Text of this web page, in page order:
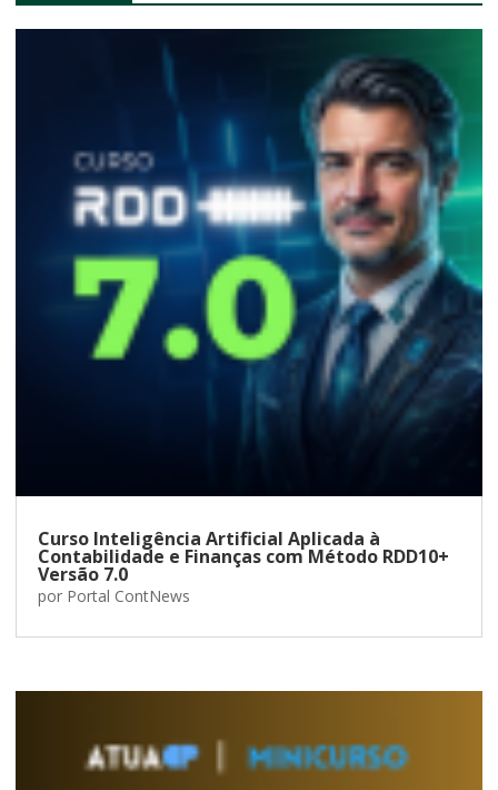
Curso Inteligência Artificial Aplicada à
Contabilidade e Finanças com Método RDD10+
Versão 7.0
por Portal ContNews